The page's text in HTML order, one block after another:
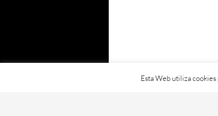
Esta Web utiliza cookies